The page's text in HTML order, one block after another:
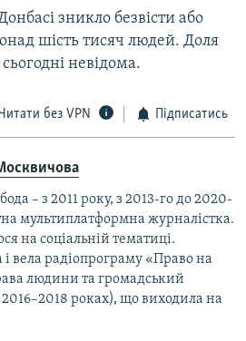
зникло безвісти або
шість тисяч людей. Доля
невідома.
без VPN Підписатись
– з 2011 року, з 2013-го до 2020-
мультиплатформна журналістка.
на соціальній тематиці.
вела радіопрограму «Право на
людини та громадський
роках), що виходила на